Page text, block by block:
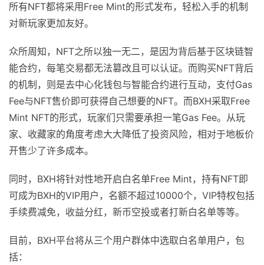
所有NFT都将采用Free Mint的形式发布，轻松入手的机制
对新玩家更加友好。
众所周知，NFT之所以独一无二，是因为背后基于区块链智
能合约，每笔交易都无法篡改且可以认证。而购买NFT背后
的机制，则是去中心化钱包与智能合约进行互动，支付Gas
Fee与NFT售价即可获得自己想要的NFT。而BXH采取Free
Mint NFT的形式，玩家们只需要承担一笔Gas Fee。从玩
家、收藏家的角度考虑大大降低了投资风险，相对于地板价
开售少了许多成本。
同时，BXH将针对性地开启白名单Free Mint，持有NFT即
可成为BXH的VIP用户，名额不超过10000个，VIP特权包括
手续费减免，收益分红，新币空投或者打新白名单等等。
目前，BXH平台将从三个用户群体中选取白名单用户，包
括：